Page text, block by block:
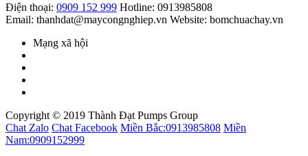
Điện thoại: 0909 152 999 Hotline: 0913985808
Email: thanhdat@maycongnghiep.vn Website: bomchuachay.vn
Mạng xã hội
Copyright © 2019 Thành Đạt Pumps Group
Chat Zalo Chat Facebook Miền Bắc:0913985808 Miền
Nam:0909152999